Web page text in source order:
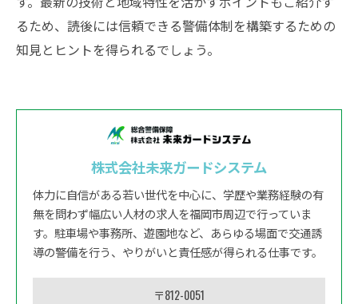
るため、読後には信頼できる警備体制を構築するための
知見とヒントを得られるでしょう。
株式会社未来ガードシステム
体力に自信がある若い世代を中心に、学歴や業務経験の有
無を問わず幅広い人材の求人を福岡市周辺で行っていま
す。駐車場や事務所、遊園地など、あらゆる場面で交通誘
導の警備を行う、やりがいと責任感が得られる仕事です。
〒812-0051